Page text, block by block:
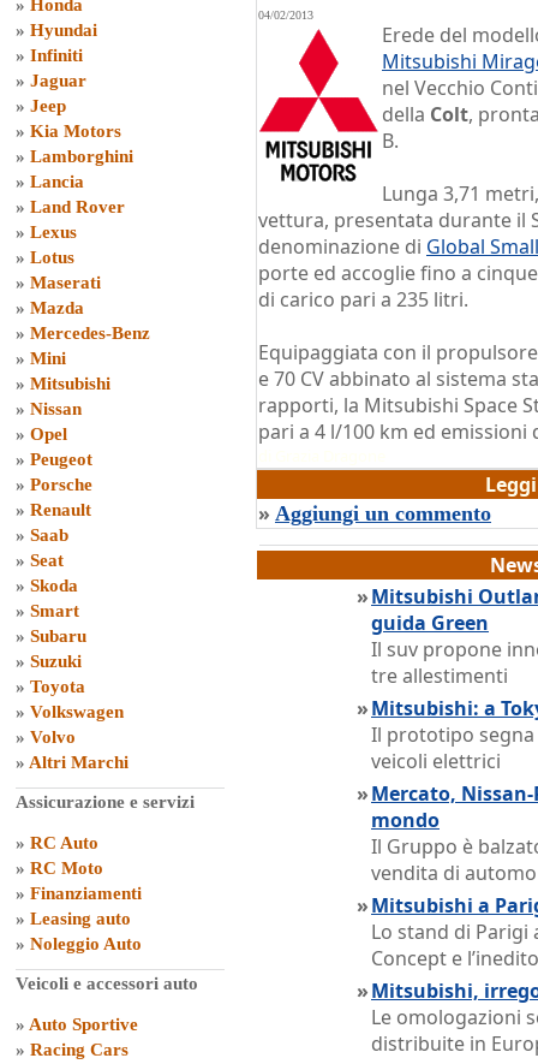
» Honda
» Hyundai
» Infiniti
» Jaguar
» Jeep
» Kia Motors
» Lamborghini
» Lancia
» Land Rover
» Lexus
» Lotus
» Maserati
» Mazda
» Mercedes-Benz
» Mini
» Mitsubishi
» Nissan
» Opel
» Peugeot
» Porsche
» Renault
» Saab
» Seat
» Skoda
» Smart
» Subaru
» Suzuki
» Toyota
» Volkswagen
» Volvo
» Altri Marchi
Assicurazione e servizi
» RC Auto
» RC Moto
» Finanziamenti
» Leasing auto
» Noleggio Auto
Veicoli e accessori auto
» Auto Sportive
» Racing Cars
04/02/2013
Erede del
Mitsubishi
nel Vecchio
della Colt,
B.
Lunga 3,71
vettura, presentata durante il
denominazione di Global Small
porte ed accoglie fino a
di carico pari a 235 litri.
Equipaggiata con il
e 70 CV abbinato al sistema
rapporti, la Mitsubishi Space
pari a 4 l/100 km ed emissioni
» Aggiungi un commento
»Mitsubishi
guida Green
Il suv propone
tre allestimenti
»Mitsubishi: a
Il prototipo
veicoli elettrici
»Mercato,
mondo
Il Gruppo è
vendita di
»Mitsubishi a
Lo stand di Parigi
Concept e
»Mitsubishi,
Le omologazioni
distribuite in